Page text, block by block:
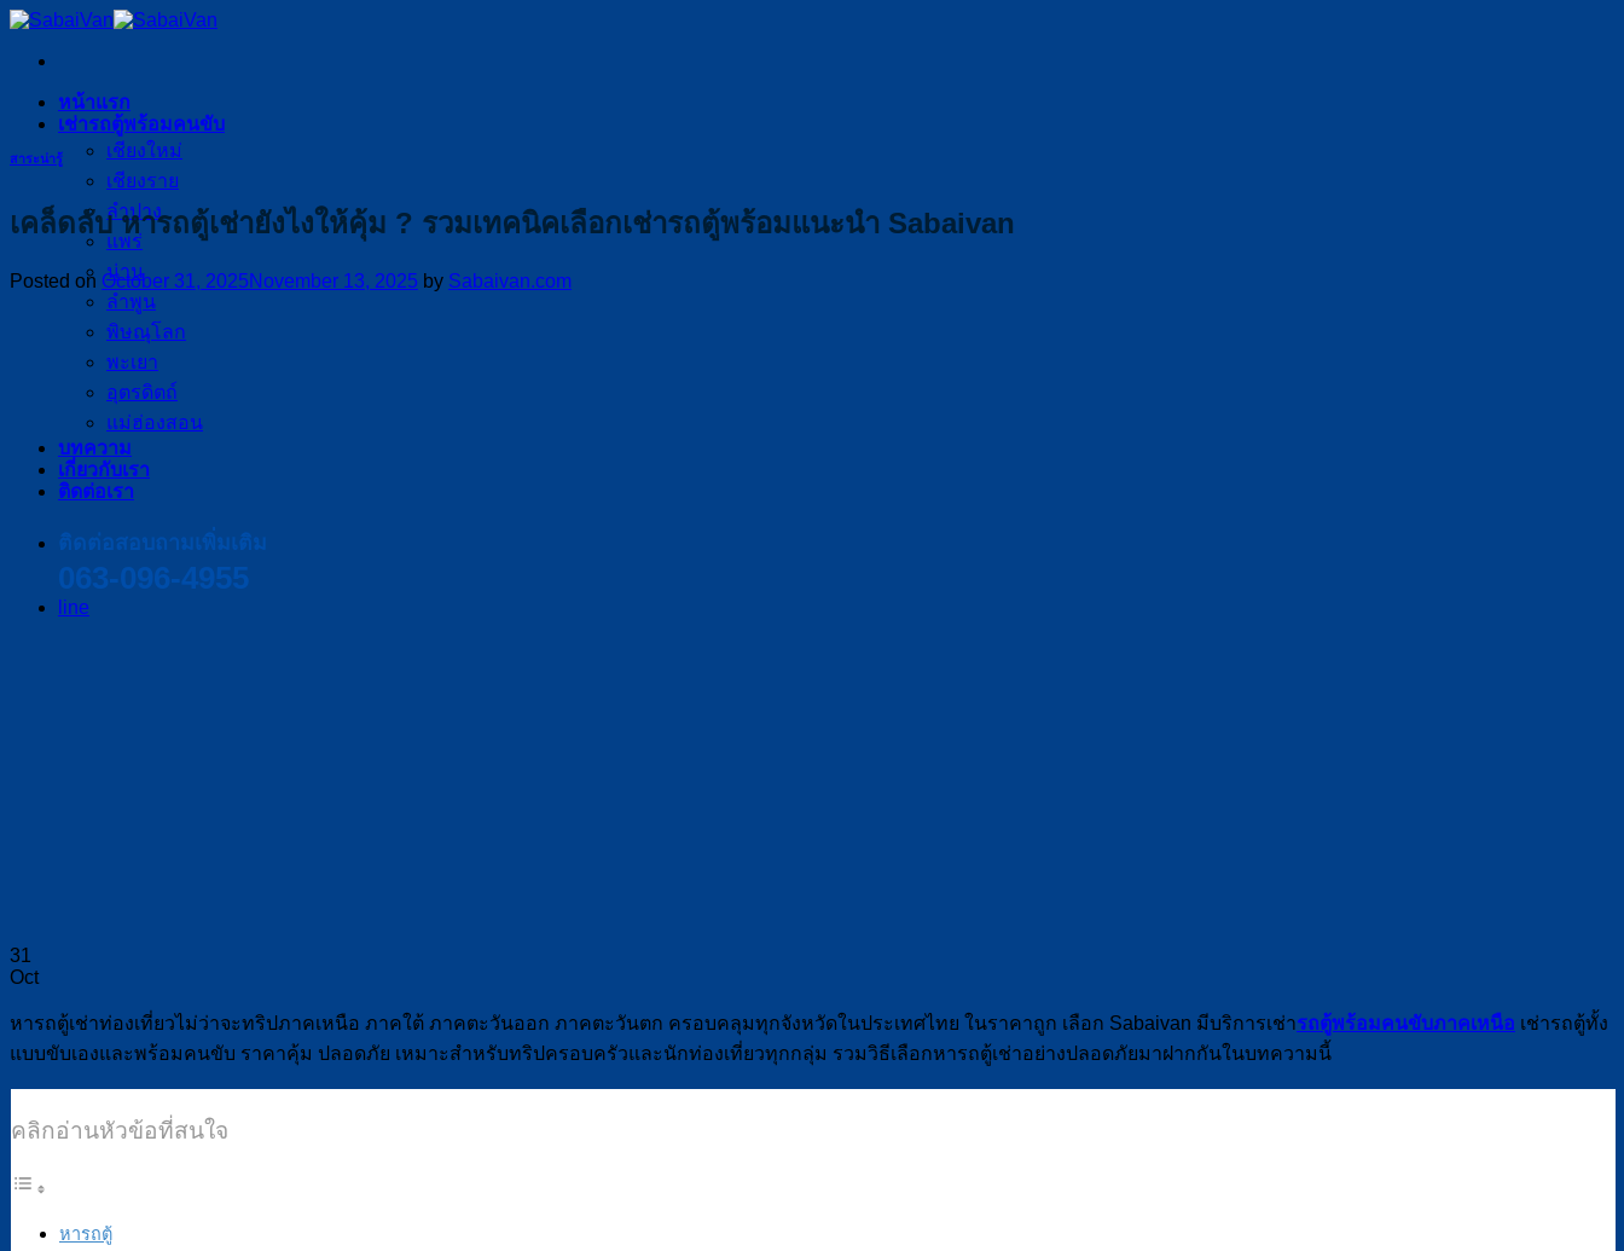
Skip
content
หน้าแรก
เช่ารถตู้พร้อมคนขับ
เชียงใหม่
เชียงราย
ลำปาง
แพร่
น่าน
ลำพูน
พิษณุโลก
พะเยา
อุตรดิตถ์
แม่ฮ่องสอน
บทความ
เกี่ยวกับเรา
ติดต่อเรา
ติดต่อสอบถามเพิ่มเติม
063-096-4955
line
สาระน่ารู้
เคล็ดลับ หารถตู้เช่ายังไงให้คุ้ม ? รวมเทคนิคเลือกเช่ารถตู้พร้อมแนะนำ Sabaivan
Posted on October 31, 2025November 13, 2025 by Sabaivan.com
31
Oct
หารถตู้เช่าท่องเที่ยวไม่ว่าจะทริปภาคเหนือ ภาคใต้ ภาคตะวันออก ภาคตะวันตก ครอบคลุมทุกจังหวัดในประเทศไทย ในราคาถูก เลือก Sabaivan มีบริการเช่ารถตู้พร้อมคนขับภาคเหนือ เช่ารถตู้ทั้ง
แบบขับเองและพร้อมคนขับ ราคาคุ้ม ปลอดภัย เหมาะสำหรับทริปครอบครัวและนักท่องเที่ยวทุกกลุ่ม รวมวิธีเลือกหารถตู้เช่าอย่างปลอดภัยมาฝากกันในบทความนี้
คลิกอ่านหัวข้อที่สนใจ
หารถตู้